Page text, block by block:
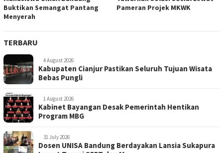
Buktikan Semangat Pantang
Menyerah
Pameran Projek MKWK
TERBARU
4 August 2026
Kabupaten Cianjur Pastikan Seluruh Tujuan Wisata
Bebas Pungli
1 August 2026
Kabinet Bayangan Desak Pemerintah Hentikan
Program MBG
31 July 2026
Dosen UNISA Bandung Berdayakan Lansia Sukapura